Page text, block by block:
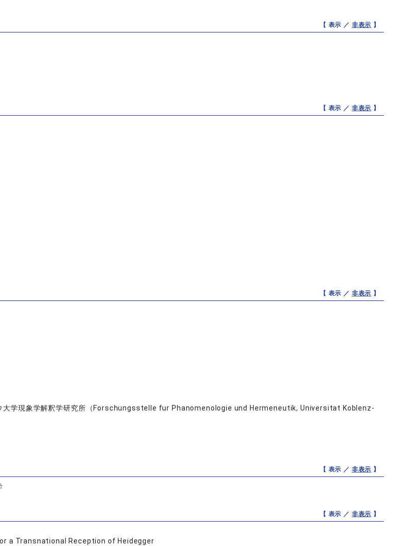
【 表示 ／ 非表示 】
【 表示 ／ 非表示 】
【 表示 ／ 非表示 】
大学現象学解釈学研究所（Forschungsstelle fur Phanomenologie und Hermeneutik, Universitat Koblenz-
【 表示 ／ 非表示 】
【 表示 ／ 非表示 】
a Transnational Reception of Heidegger